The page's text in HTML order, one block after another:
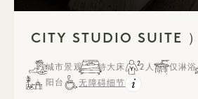
CITY STUDIO SUITE ）
城市景观 特大床 2人 仅淋浴
阳台
无障碍细节